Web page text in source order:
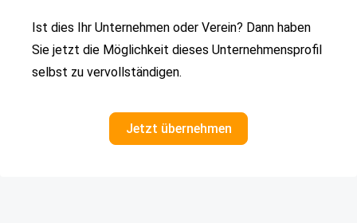
Ist dies Ihr Unternehmen oder Verein? Dann haben
Sie jetzt die Möglichkeit dieses Unternehmensprofil
selbst zu vervollständigen.
Jetzt übernehmen